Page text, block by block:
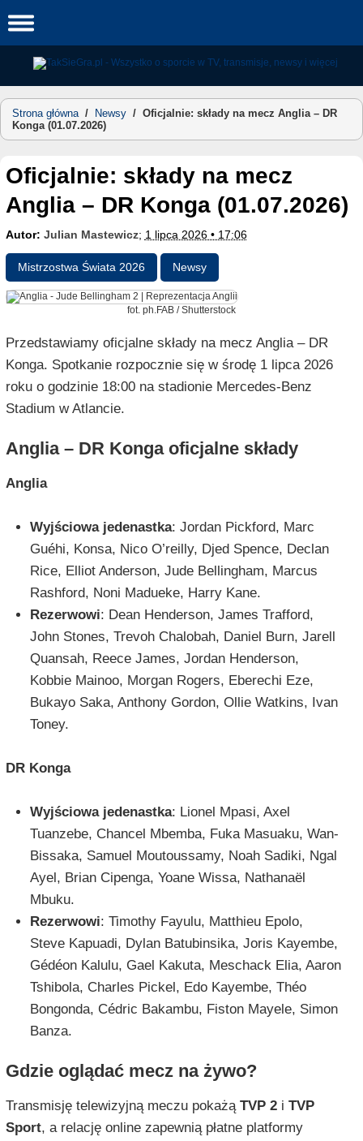
to
Strona główna/ Newsy / Oficjalnie: składy na mecz Anglia – DR
Konga (01.07.2026)
Oficjalnie: składy na mecz
Anglia – DR Konga (01.07.2026)
Autor: Julian Mastewicz; 1 lipca 2026 • 17:06
Mistrzostwa Świata 2026 Newsy
fot. ph.FAB / Shutterstock
Przedstawiamy oficjalne składy na mecz Anglia – DR
Konga. Spotkanie rozpocznie się w środę 1 lipca 2026
roku o godzinie 18:00 na stadionie Mercedes-Benz
Stadium w Atlancie.
Anglia – DR Konga oficjalne składy
Anglia
Wyjściowa jedenastka: Jordan Pickford, Marc
Guéhi, Konsa, Nico O’reilly, Djed Spence, Declan
Rice, Elliot Anderson, Jude Bellingham, Marcus
Rashford, Noni Madueke, Harry Kane.
Rezerwowi: Dean Henderson, James Trafford,
John Stones, Trevoh Chalobah, Daniel Burn, Jarell
Quansah, Reece James, Jordan Henderson,
Kobbie Mainoo, Morgan Rogers, Eberechi Eze,
Bukayo Saka, Anthony Gordon, Ollie Watkins, Ivan
Toney.
DR Konga
Wyjściowa jedenastka: Lionel Mpasi, Axel
Tuanzebe, Chancel Mbemba, Fuka Masuaku, Wan-
Bissaka, Samuel Moutoussamy, Noah Sadiki, Ngal
Ayel, Brian Cipenga, Yoane Wissa, Nathanaël
Mbuku.
Rezerwowi: Timothy Fayulu, Matthieu Epolo,
Steve Kapuadi, Dylan Batubinsika, Joris Kayembe,
Gédéon Kalulu, Gael Kakuta, Meschack Elia, Aaron
Tshibola, Charles Pickel, Edo Kayembe, Théo
Bongonda, Cédric Bakambu, Fiston Mayele, Simon
Banza.
Gdzie oglądać mecz na żywo?
Transmisję telewizyjną meczu pokażą TVP 2i TVP
Sport, a relację online zapewnią płatne platformy